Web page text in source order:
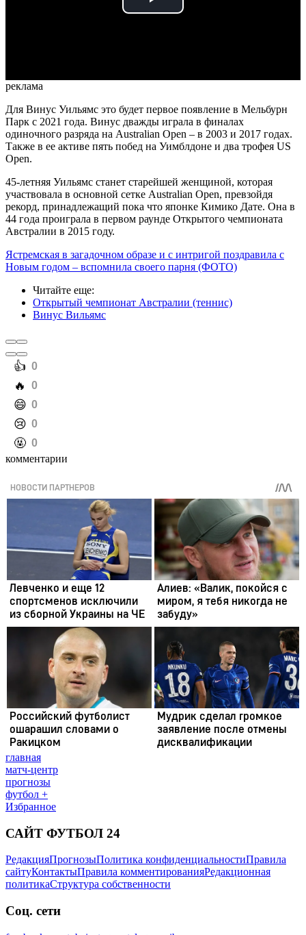
Play
реклама
Для Винус Уильямс это будет первое появление в Мельбурн
Парк с 2021 года. Винус дважды играла в финалах
одиночного разряда на Australian Open – в 2003 и 2017 годах.
Также в ее активе пять побед на Уимблдоне и два трофея US
Open.
45-летняя Уильямс станет старейшей женщиной, которая
участвовала в основной сетке Australian Open, превзойдя
рекорд, принадлежащий пока что японке Кимико Дате. Она в
44 года проиграла в первом раунде Открытого чемпионата
Австралии в 2015 году.
Ястремская в загадочном образе и с интригой поздравила с
Новым годом – вспомнила своего парня (ФОТО)
Читайте еще:
Открытый чемпионат Австралии (теннис)
Винус Вильямс
️👍 0
️🔥 0
️😄 0
️😢 0
️🤬 0
комментарии
главная
матч-центр
прогнозы
футбол +
Избранное
САЙТ ФУТБОЛ 24
РедакцияПрогнозыПолитика конфиденциальностиПравила
сайтуКонтактыПравила комментированияРедакционная
политикаСтруктура собственности
Соц. сети